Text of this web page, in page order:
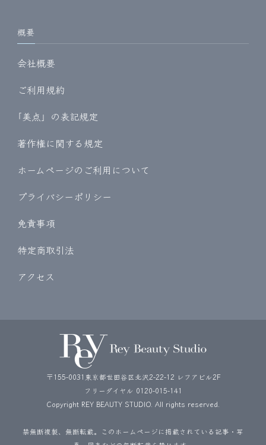
概要
会社概要
ご利用規約
｢美点」の表記規定
著作権に関する規定
ホームページのご利用について
プライバシーポリシー
免責事項
特定商取引法
アクセス
〒155-0031東京都世田谷区北沢2-22-12 レフアビル2F
フリーダイヤル 0120-015-141
Copyright REY BEAUTY STUDIO. All rights reserved.
禁無断複製、無断転載。このホームページに掲載されている記事・写